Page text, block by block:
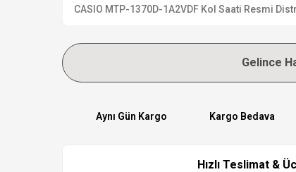
CASIO MTP-1370D-1A2VDF Kol Saati Resmi
Gelince
Aynı Gün Kargo Kargo Bedava
Hızlı Teslimat &